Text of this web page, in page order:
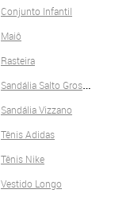
Conjunto Infantil
Maiô
Rasteira
S
andália Salto Grosso
Sandália Vizzano
Tênis Adidas
Tênis Nike
Vestido Longo